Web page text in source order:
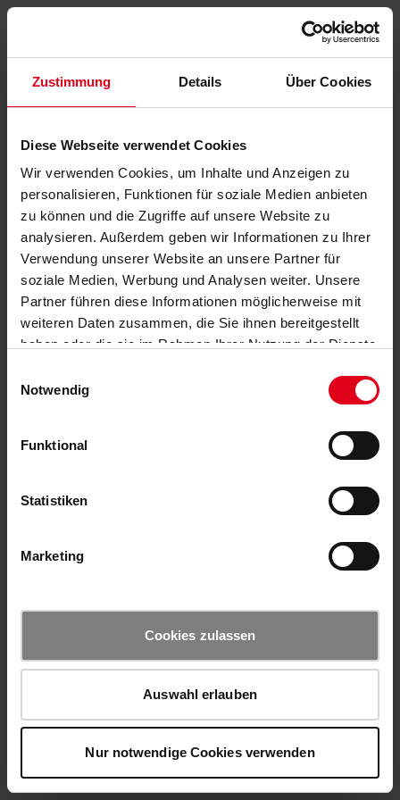
Zustimmung Details Über Cookies
Diese Webseite verwendet Cookies
Wir verwenden Cookies, um Inhalte und Anzeigen zu
personalisieren, Funktionen für soziale Medien anbieten
zu können und die Zugriffe auf unsere Website zu
analysieren. Außerdem geben wir Informationen zu Ihrer
Verwendung unserer Website an unsere Partner für
soziale Medien, Werbung und Analysen weiter. Unsere
Partner führen diese Informationen möglicherweise mit
weiteren Daten zusammen, die Sie ihnen bereitgestellt
haben oder die sie im Rahmen Ihrer Nutzung der Dienste
Notwendig
Funktional
Statistiken
Marketing
Cookies zulassen
Auswahl erlauben
Nur notwendige Cookies verwenden